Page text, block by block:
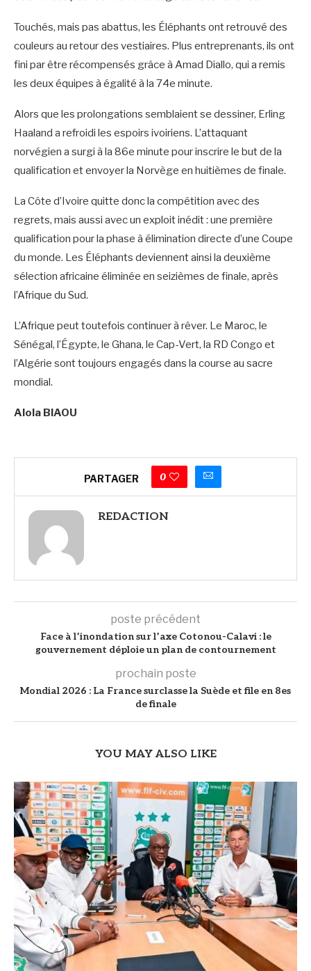
Touchés, mais pas abattus, les Éléphants ont retrouvé des
couleurs au retour des vestiaires. Plus entreprenants, ils ont
fini par être récompensés grâce à Amad Diallo, qui a remis
les deux équipes à égalité à la 74e minute.
Alors que les prolongations semblaient se dessiner, Erling
Haaland a refroidi les espoirs ivoiriens. L’attaquant
norvégien a surgi à la 86e minute pour inscrire le but de la
qualification et envoyer la Norvège en huitièmes de finale.
La Côte d’Ivoire quitte donc la compétition avec des
regrets, mais aussi avec un exploit inédit : une première
qualification pour la phase à élimination directe d’une Coupe
du monde. Les Éléphants deviennent ainsi la deuxième
sélection africaine éliminée en seizièmes de finale, après
l’Afrique du Sud.
L’Afrique peut toutefois continuer à rêver. Le Maroc, le
Sénégal, l’Égypte, le Ghana, le Cap-Vert, la RD Congo et
l’Algérie sont toujours engagés dans la course au sacre
mondial.
Alola BIAOU
PARTAGER 0
REDACTION
poste précédent
Face à l’inondation sur l’axe Cotonou-Calavi : le
gouvernement déploie un plan de contournement
prochain poste
Mondial 2026 : La France surclasse la Suède et file en 8es
de finale
YOU MAY ALSO LIKE